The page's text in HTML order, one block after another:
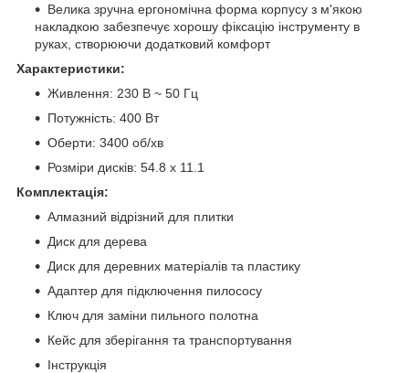
Велика зручна ергономічна форма корпусу з м'якою
накладкою забезпечує хорошу фіксацію інструменту в
руках, створюючи додатковий комфорт
Характеристики:
Живлення: 230 В ~ 50 Гц
Потужність: 400 Вт
Оберти: 3400 об/хв
Розміри дисків: 54.8 x 11.1
Комплектація:
Алмазний відрізний для плитки
Диск для дерева
Диск для деревних матеріалів та пластику
Адаптер для підключення пилососу
Ключ для заміни пильного полотна
Кейс для зберігання та транспортування
Інструкція